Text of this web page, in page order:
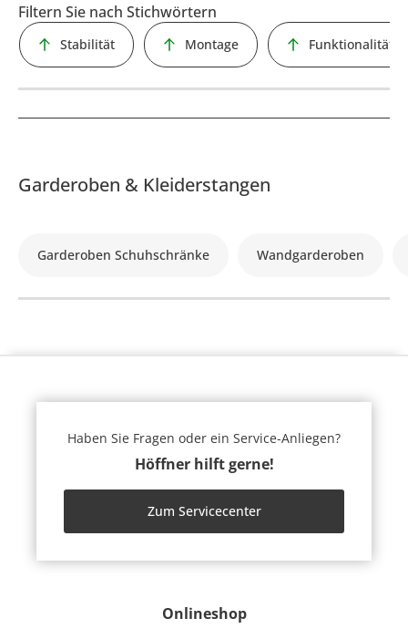
Filtern Sie nach Stichwörtern
Stabilität Montage Funktionalität
Garderoben & Kleiderstangen
Garderoben Schuhschränke Wandgarderoben
Onlineshop
Haben Sie Fragen oder ein Service-Anliegen?
Höffner hilft gerne!
Zum Servicecenter